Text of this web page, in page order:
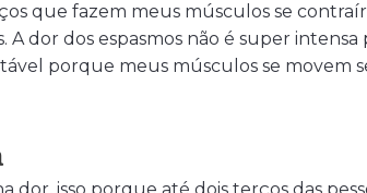
que fazem meus músculos se
dor dos espasmos não é super intensa
porque meus músculos se movem